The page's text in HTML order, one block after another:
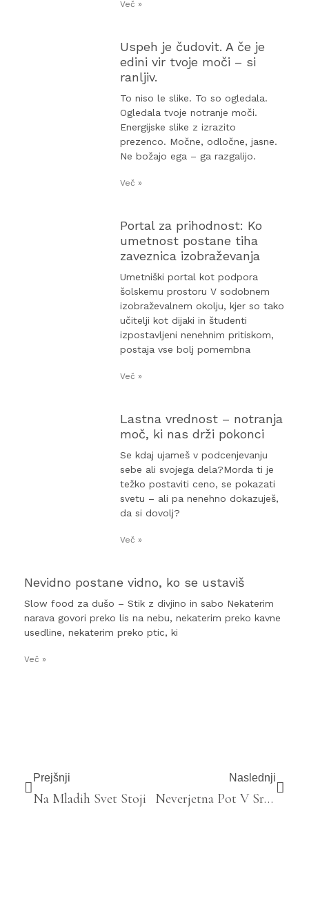
Več »
Uspeh je čudovit. A če je
edini vir tvoje moči – si
ranljiv.
To niso le slike. To so ogledala.
Ogledala tvoje notranje moči.
Energijske slike z izrazito
prezenco. Močne, odločne, jasne.
Ne božajo ega – ga razgalijo.
Več »
Portal za prihodnost: Ko
umetnost postane tiha
zaveznica izobraževanja
Umetniški portal kot podpora
šolskemu prostoru V sodobnem
izobraževalnem okolju, kjer so tako
učitelji kot dijaki in študenti
izpostavljeni nenehnim pritiskom,
postaja vse bolj pomembna
Več »
Lastna vrednost – notranja
moč, ki nas drži pokonci
Se kdaj ujameš v podcenjevanju
sebe ali svojega dela?Morda ti je
težko postaviti ceno, se pokazati
svetu – ali pa nenehno dokazuješ,
da si dovolj?
Več »
Nevidno postane vidno, ko se ustaviš
Slow food za dušo – Stik z divjino in sabo Nekaterim
narava govori preko lis na nebu, nekaterim preko kavne
usedline, nekaterim preko ptic, ki
Več »
Prejšnji
Na Mladih Svet Stoji
Naslednji
Neverjetna Pot V Srce Kalifornije